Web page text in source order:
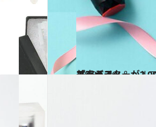
2018.5.16
美容ライターが2,000円前後で厳選！ 高感度な女性へさりげなく贈るプチギフト
ビューティ＆ヘル